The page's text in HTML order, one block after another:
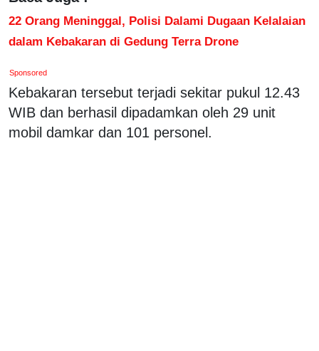
22 Orang Meninggal, Polisi Dalami Dugaan Kelalaian
dalam Kebakaran di Gedung Terra Drone
Sponsored
Kebakaran tersebut terjadi sekitar pukul 12.43
WIB dan berhasil dipadamkan oleh 29 unit
mobil damkar dan 101 personel.